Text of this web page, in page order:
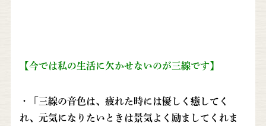
【今では私の生活に欠かせないのが三線です】
・「三線の音色は、疲れた時には優しく癒してく
れ、元気になりたいときは景気よく励ましてくれま